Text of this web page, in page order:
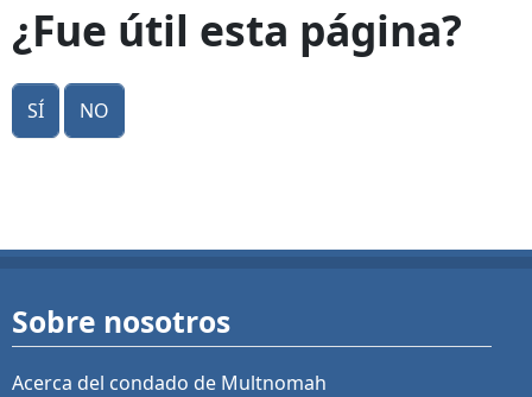
¿Fue útil esta página?
Sí No
Sobre nosotros
Acerca del condado de Multnomah